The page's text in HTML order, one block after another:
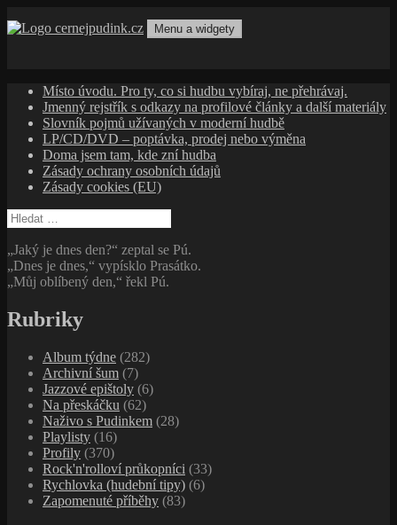
k
Menu a widgety
Místo úvodu. Pro ty, co si hudbu vybíraj, ne přehrávaj.
Jmenný rejstřík s odkazy na profilové články a další materiály
Slovník pojmů užívaných v moderní hudbě
LP/CD/DVD – poptávka, prodej nebo výměna
Doma jsem tam, kde zní hudba
Zásady ochrany osobních údajů
Zásady cookies (EU)
Vyhledávání
„Jaký je dnes den?“ zeptal se Pú.
„Dnes je dnes,“ vypísklo Prasátko.
„Můj oblíbený den,“ řekl Pú.
Rubriky
Album týdne (282)
Archivní šum (7)
Jazzové epištoly (6)
Na přeskáčku (62)
Naživo s Pudinkem (28)
Playlisty (16)
Profily (370)
Rock'n'rolloví průkopníci (33)
Rychlovka (hudební tipy) (6)
Zapomenuté příběhy (83)